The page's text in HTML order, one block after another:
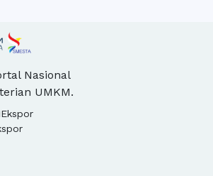
Nasional
UMKM.